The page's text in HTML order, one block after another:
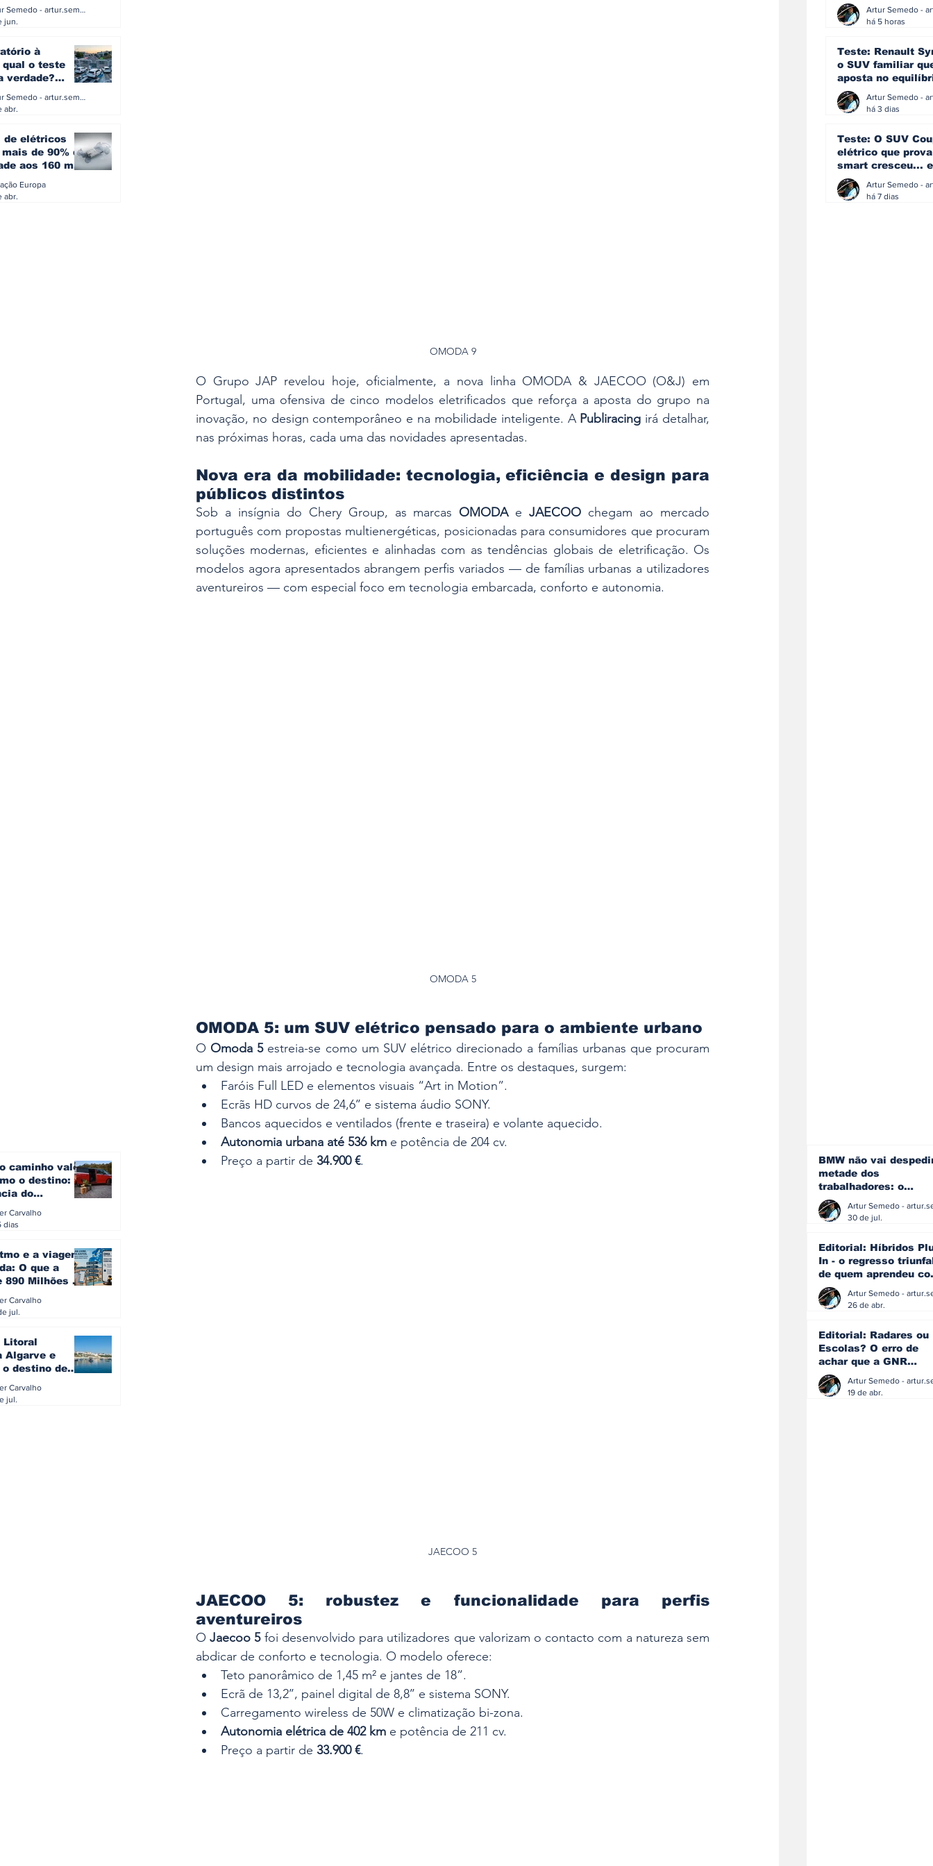
Artur Semedo - artur.semedo@publiracing.pt
jun.
à
qual o teste
verdade?
Artur Semedo - artur.semedo@publiracing.pt
abr.
de elétricos
de 90% da
aos 160 mil
Europa
abr.
OMODA 9
O Grupo JAP revelou hoje, oficialmente, a nova linha OMODA & JAECOO (O&J) em
Portugal, uma ofensiva de cinco modelos eletrificados que reforça a aposta do grupo na
inovação, no design contemporâneo e na mobilidade inteligente. A Publiracing irá detalhar,
nas próximas horas, cada uma das novidades apresentadas.
Nova era da mobilidade: tecnologia, eficiência e design para
públicos distintos
Sob a insígnia do Chery Group, as marcas OMODA e JAECOO chegam ao mercado
português com propostas multienergéticas, posicionadas para consumidores que procuram
soluções modernas, eficientes e alinhadas com as tendências globais de eletrificação. Os
modelos agora apresentados abrangem perfis variados — de famílias urbanas a utilizadores
aventureiros — com especial foco em tecnologia embarcada, conforto e autonomia.
OMODA 5
OMODA 5: um SUV elétrico pensado para o ambiente urbano
O Omoda 5 estreia-se como um SUV elétrico direcionado a famílias urbanas que procuram
um design mais arrojado e tecnologia avançada. Entre os destaques, surgem:
Faróis Full LED e elementos visuais “Art in Motion”.
Ecrãs HD curvos de 24,6’’ e sistema áudio SONY.
Bancos aquecidos e ventilados (frente e traseira) e volante aquecido.
Autonomia urbana até 536 km e potência de 204 cv.
Preço a partir de 34.900 €.
JAECOO 5
JAECOO 5: robustez e funcionalidade para perfis
aventureiros
O Jaecoo 5 foi desenvolvido para utilizadores que valorizam o contacto com a natureza sem
abdicar de conforto e tecnologia. O modelo oferece:
Teto panorâmico de 1,45 m² e jantes de 18”.
Ecrã de 13,2’’, painel digital de 8,8’’ e sistema SONY.
Carregamento wireless de 50W e climatização bi-zona.
Autonomia elétrica de 402 km e potência de 211 cv.
Preço a partir de 33.900 €.
caminho vale
o destino: a
do
europeu
Carvalho
dias
e a viagem
O que a
890 Milhões à
do turista na
Carvalho
jul.
Litoral
Algarve e
o destino de
Carvalho
jul.
eficiência e
simplicidade
há 5 horas
Teste: Renault
o SUV familiar
aposta no
ainda acredita na
manualhá 3 dias
Teste: O SUV
elétrico que
smart cresceu... e
amadureceu
há 7 dias
BMW não vai
metade dos
trabalhadores: o
problema é o
que muitos decidiram
30 de jul.
Editorial: Híbridos
In - o regresso
de quem aprendeu
os erros do passado
26 de abr.
Editorial: Radares ou
Escolas? O erro de
achar que a GNR
resolve o que a
educação falhou
19 de abr.